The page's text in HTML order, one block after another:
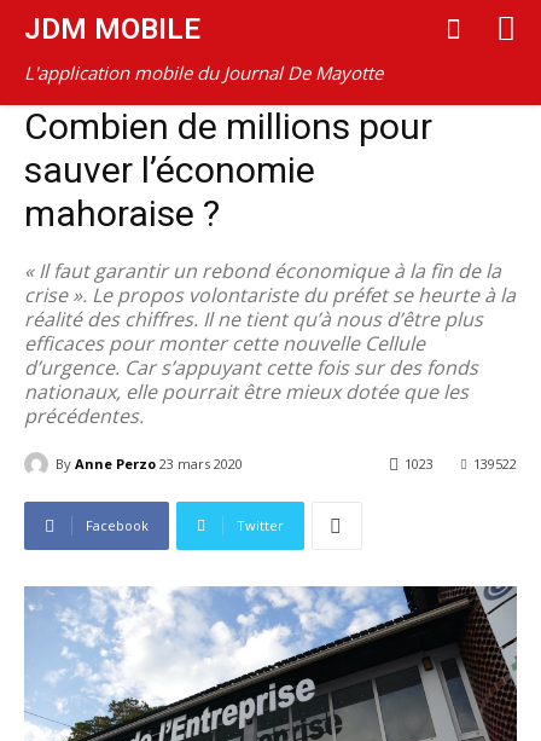
JDM MOBILE
L'application mobile du Journal De Mayotte
Combien de millions pour
sauver l’économie
mahoraise ?
« Il faut garantir un rebond économique à la fin de la
crise ». Le propos volontariste du préfet se heurte à la
réalité des chiffres. Il ne tient qu’à nous d’être plus
efficaces pour monter cette nouvelle Cellule
d’urgence. Car s’appuyant cette fois sur des fonds
nationaux, elle pourrait être mieux dotée que les
précédentes.
By Anne Perzo 23 mars 2020 139522
1023
Facebook Twitter